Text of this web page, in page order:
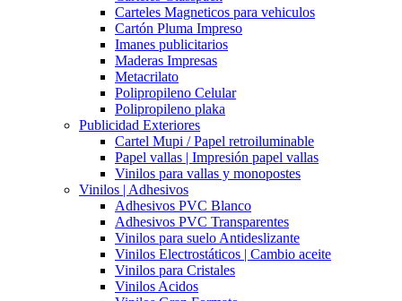
Carteles Magneticos para vehiculos
Cartón Pluma Impreso
Imanes publicitarios
Maderas Impresas
Metacrilato
Polipropileno Celular
Polipropileno plaka
Publicidad Exteriores
Cartel Mupi / Papel retroiluminable
Papel vallas | Impresión papel vallas
Vinilos para vallas y monopostes
Vinilos | Adhesivos
Adhesivos PVC Blanco
Adhesivos PVC Transparentes
Vinilos para suelo Antideslizante
Vinilos Electrostáticos | Cambio aceite
Vinilos para Cristales
Vinilos Acidos